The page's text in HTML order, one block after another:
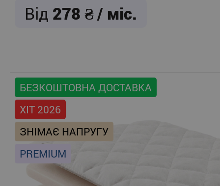
Від 278 / міс.
БЕЗКОШТОВНА ДОСТАВКА
ХІТ 2026
ЗНІМАЄ НАПРУГУ
PREMIUM